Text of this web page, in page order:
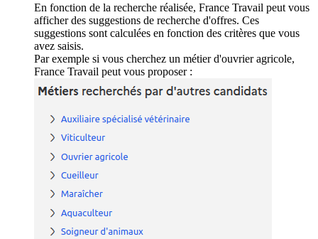
En fonction de la recherche réalisée, France Travail peut vous
afficher des suggestions de recherche d'offres. Ces
suggestions sont calculées en fonction des critères que vous
avez saisis.
Par exemple si vous cherchez un métier d'ouvrier agricole,
France Travail peut vous proposer :